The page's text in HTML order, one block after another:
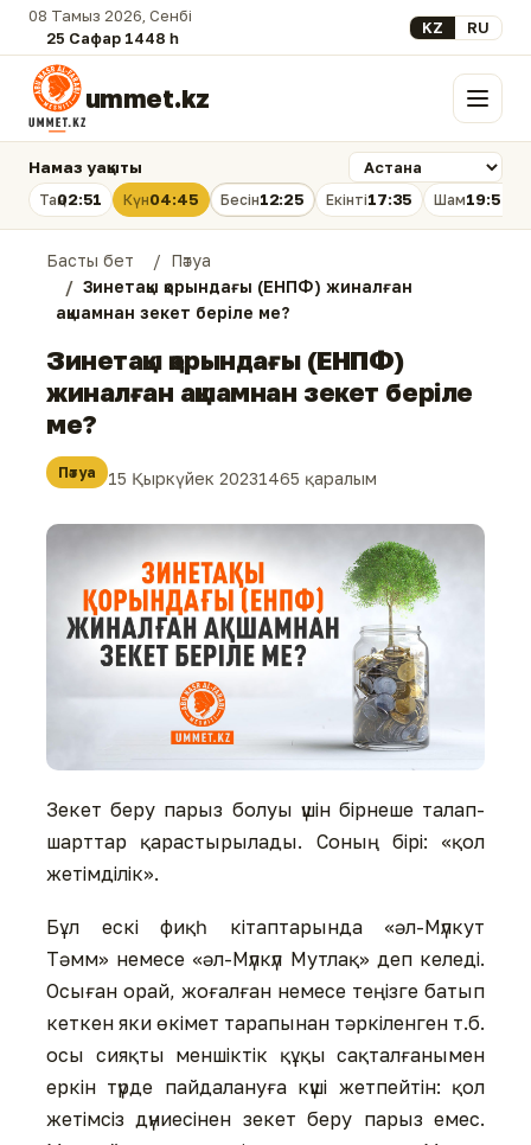
08 Тамыз 2026, Сенбі
25 Сафар 1448 һ.
Select your
KZ RU
ummet.kz Мәзір
Намаз уақыты
Таң02:51 Күн04:45 Бесін12:25 Екінті17:35 Шам19:54
Басты бет
Пәтуа
Зинетақы қорындағы (ЕНПФ) жиналған
ақшамнан зекет беріле ме?
Зинетақы қорындағы (ЕНПФ)
жиналған ақшамнан зекет беріле
ме?
Пәтуа 15 Қыркүйек 20231465 қаралым
Зекет беру парыз болуы үшін бірнеше талап-
шарттар қарастырылады. Соның бірі: «қол
жетімділік».
Бұл ескі фиқһ кітаптарында «әл-Мүлкут
Тәмм» немесе «әл-Мүлкүл Мутлақ» деп келеді.
Осыған орай, жоғалған немесе теңізге батып
кеткен яки өкімет тарапынан тәркіленген т.б.
осы сияқты меншіктік құқы сақталғанымен
еркін түрде пайдалануға күші жетпейтін: қол
жетімсіз дүниесінен зекет беру парыз емес.